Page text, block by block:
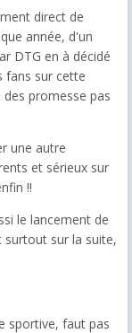
direct de
année, d'un
DTG en à décidé
fans sur cette
promesse pas
une autre
et sérieux sur
!!
le lancement de
sur la suite,
sportive, faut pas